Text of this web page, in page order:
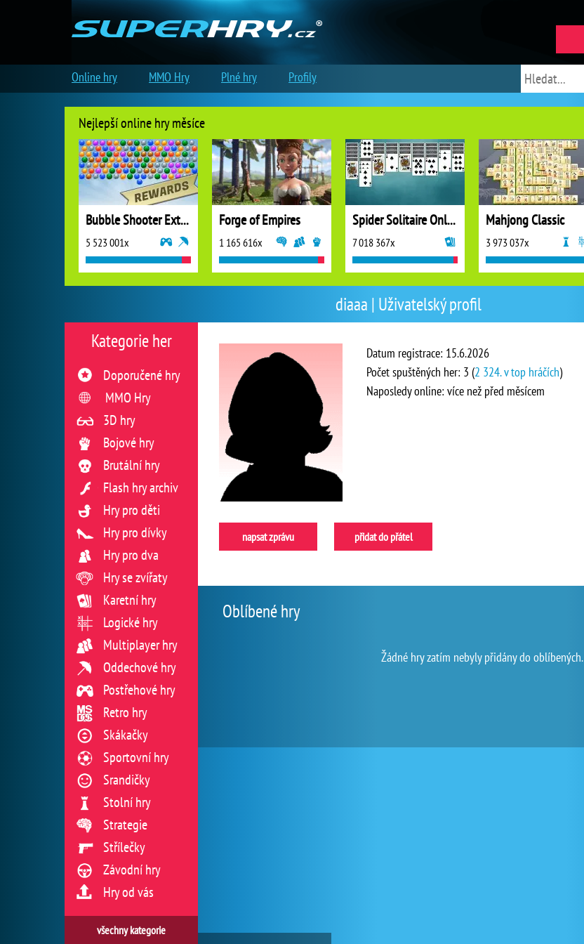
diaaa | Uživatelský profil
Datum registrace: 15.6.2026
Počet spuštěných her: 3 (2 324. v top hráčích)
Naposledy online: více než před měsícem
napsat zprávu přidat do přátel
Oblíbené hry
Žádné hry zatím nebyly přidány do oblíbených.
Kategorie her
Doporučené hry
MMO Hry
3D hry
Bojové hry
Brutální hry
Flash hry archiv
Hry pro děti
Hry pro dívky
Hry pro dva
Hry se zvířaty
Karetní hry
Logické hry
Multiplayer hry
Oddechové hry
Postřehové hry
Retro hry
Skákačky
Sportovní hry
Srandičky
Stolní hry
Strategie
Střílečky
Závodní hry
Hry od vás
všechny kategorie
Nejlepší online hry měsíce
Bubble Shooter Extreme
5 523 001x
Forge of Empires
1 165 616x
Spider Solitaire Online
7 018 367x
Mahjong Classic
3 973 037x
Online hry MMO Hry Plné hry Profily